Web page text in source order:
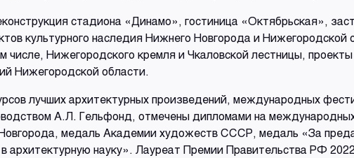
стадиона «Динамо», гостиница «Октябрьская»,
культурного наследия Нижнего Новгорода и Нижегородской
числе, Нижегородского кремля и Чкаловской лестницы,
Нижегородской области.
лучших архитектурных произведений, международных
А.Л. Гельфонд, отмечены дипломами на
медаль Академии художеств СССР, медаль «За
науку». Лауреат Премии Правительства РФ